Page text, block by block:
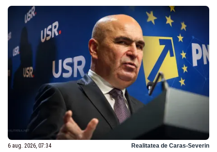
6 aug. 2026, 07:34 Realitatea de Caras-Severin